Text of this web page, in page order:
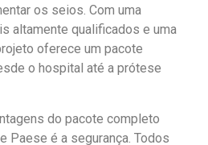
os seios. Com uma
altamente qualificados e uma
oferece um pacote
o hospital até a prótese
do pacote completo
Paese é a segurança. Todos